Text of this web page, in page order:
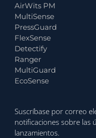
AirWits PM
MultiSense
PressGuard
FlexSense
Detectify
Ranger
MultiGuard
EcoSense
Suscríbase por correo
notificaciones sobre las
lanzamientos.